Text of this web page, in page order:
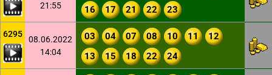
21:55
16
17 21 22 23
6295
08.06.2022
14:04
03 04 07 08 10 11
12
13
15 18 22 24